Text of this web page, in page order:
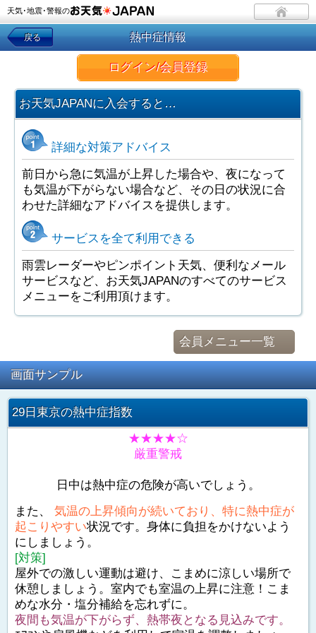
天気･地震･警報の
戻る 熱中症情報
ログイン/会員登録
お天気JAPANに入会すると…
詳細な対策アドバイス
前日から急に気温が上昇した場合や、夜になって
も気温が下がらない場合など、その日の状況に合
わせた詳細なアドバイスを提供します。
サービスを全て利用できる
雨雲レーダーやピンポイント天気、便利なメール
サービスなど、お天気JAPANのすべてのサービス
メニューをご利用頂けます。
会員メニュー一覧
画面サンプル
29日東京の熱中症指数
★★★★☆
厳重警戒
日中は熱中症の危険が高いでしょう。
また、 気温の上昇傾向が続いており、特に熱中症が
起こりやすい状況です。身体に負担をかけないよう
にしましょう。
[対策]
屋外での激しい運動は避け、こまめに涼しい場所で
休憩しましょう。室内でも室温の上昇に注意！こま
めな水分・塩分補給を忘れずに。
夜間も気温が下がらず、熱帯夜となる見込みです。